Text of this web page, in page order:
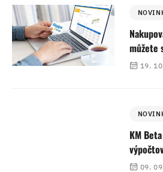
můžete
19.
KM
09.